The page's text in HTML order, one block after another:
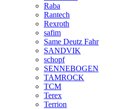
Raba
Rantech
Rexroth
safim
Same Deutz Fahr
SANDVIK
schopf
SENNEBOGEN
TAMROCK
TCM
Terex
Terrion